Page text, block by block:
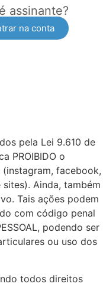
assinante?
na conta
pela Lei 9.610 de
PROIBIDO o
facebook,
Ainda, também
Tais ações podem
com código penal
podendo ser
ou uso dos
todos direitos